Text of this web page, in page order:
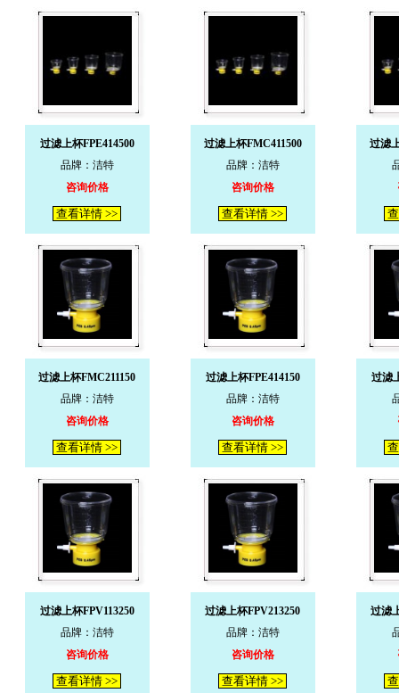
过滤上杯FPE414500
品牌：洁特
咨询价格
查看详情 >>
过滤上杯FMC411500
品牌：洁特
咨询价格
查看详情 >>
过滤
过滤上杯FMC211150
品牌：洁特
咨询价格
查看详情 >>
过滤上杯FPE414150
品牌：洁特
咨询价格
查看详情 >>
过滤
过滤上杯FPV113250
品牌：洁特
咨询价格
查看详情 >>
过滤上杯FPV213250
品牌：洁特
咨询价格
查看详情 >>
过滤